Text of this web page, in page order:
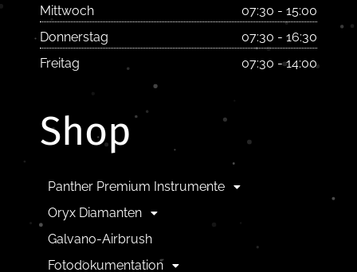
Mittwoch
07:30 - 15:00
Donnerstag
07:30 - 16:30
Freitag
07:30 - 14:00
Shop
Panther Premium Instrumente
Oryx Diamanten
Galvano-Airbrush
Fotodokumentation